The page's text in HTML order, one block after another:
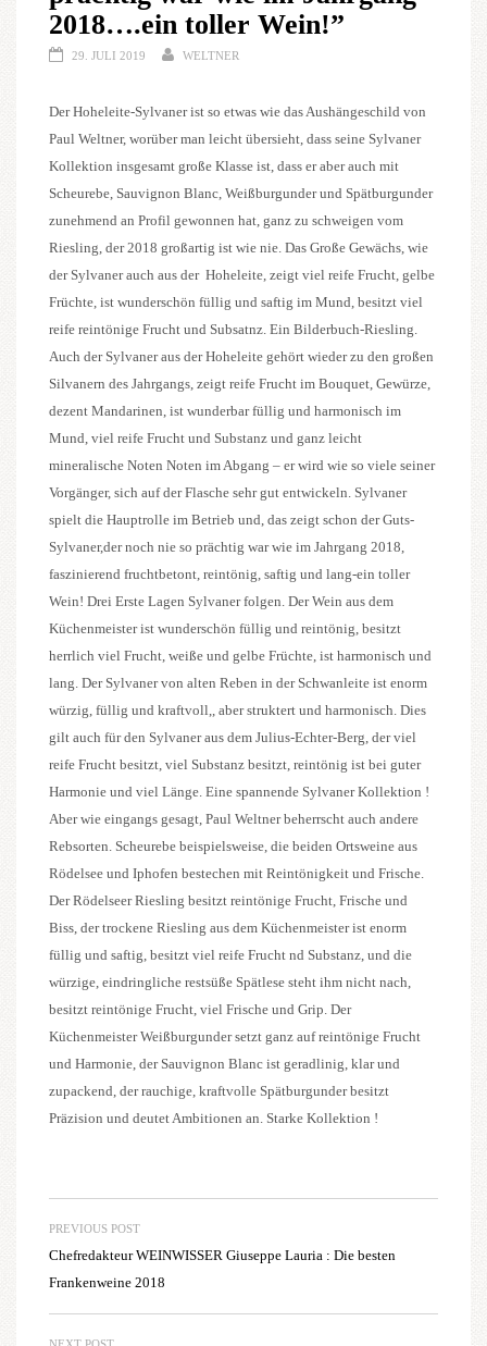
2018….ein toller Wein!”
29. JULI 2019 WELTNER
Der Hoheleite-Sylvaner ist so etwas wie das Aushängeschild von
Paul Weltner, worüber man leicht übersieht, dass seine Sylvaner
Kollektion insgesamt große Klasse ist, dass er aber auch mit
Scheurebe, Sauvignon Blanc, Weißburgunder und Spätburgunder
zunehmend an Profil gewonnen hat, ganz zu schweigen vom
Riesling, der 2018 großartig ist wie nie. Das Große Gewächs, wie
der Sylvaner auch aus der Hoheleite, zeigt viel reife Frucht, gelbe
Früchte, ist wunderschön füllig und saftig im Mund, besitzt viel
reife reintönige Frucht und Subsatnz. Ein Bilderbuch-Riesling.
Auch der Sylvaner aus der Hoheleite gehört wieder zu den großen
Silvanern des Jahrgangs, zeigt reife Frucht im Bouquet, Gewürze,
dezent Mandarinen, ist wunderbar füllig und harmonisch im
Mund, viel reife Frucht und Substanz und ganz leicht
mineralische Noten Noten im Abgang – er wird wie so viele seiner
Vorgänger, sich auf der Flasche sehr gut entwickeln. Sylvaner
spielt die Hauptrolle im Betrieb und, das zeigt schon der Guts-
Sylvaner,der noch nie so prächtig war wie im Jahrgang 2018,
faszinierend fruchtbetont, reintönig, saftig und lang-ein toller
Wein! Drei Erste Lagen Sylvaner folgen. Der Wein aus dem
Küchenmeister ist wunderschön füllig und reintönig, besitzt
herrlich viel Frucht, weiße und gelbe Früchte, ist harmonisch und
lang. Der Sylvaner von alten Reben in der Schwanleite ist enorm
würzig, füllig und kraftvoll,, aber struktert und harmonisch. Dies
gilt auch für den Sylvaner aus dem Julius-Echter-Berg, der viel
reife Frucht besitzt, viel Substanz besitzt, reintönig ist bei guter
Harmonie und viel Länge. Eine spannende Sylvaner Kollektion !
Aber wie eingangs gesagt, Paul Weltner beherrscht auch andere
Rebsorten. Scheurebe beispielsweise, die beiden Ortsweine aus
Rödelsee und Iphofen bestechen mit Reintönigkeit und Frische.
Der Rödelseer Riesling besitzt reintönige Frucht, Frische und
Biss, der trockene Riesling aus dem Küchenmeister ist enorm
füllig und saftig, besitzt viel reife Frucht nd Substanz, und die
würzige, eindringliche restsüße Spätlese steht ihm nicht nach,
besitzt reintönige Frucht, viel Frische und Grip. Der
Küchenmeister Weißburgunder setzt ganz auf reintönige Frucht
und Harmonie, der Sauvignon Blanc ist geradlinig, klar und
zupackend, der rauchige, kraftvolle Spätburgunder besitzt
Präzision und deutet Ambitionen an. Starke Kollektion !
PREVIOUS POST
Chefredakteur WEINWISSER Giuseppe Lauria : Die besten
Frankenweine 2018
NEXT POST